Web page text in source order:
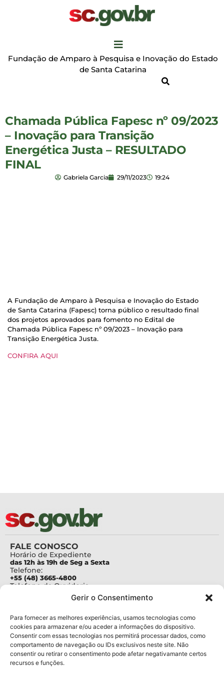
Gerir o Consentimento
Para fornecer as melhores experiências, usamos tecnologias como
cookies para armazenar e/ou aceder a informações do dispositivo.
Consentir com essas tecnologias nos permitirá processar dados, como
comportamento de navegação ou IDs exclusivos neste site. Não
consentir ou retirar o consentimento pode afetar negativamante certos
recursos e funções.
Fundação de Amparo à Pesquisa e Inovação do Estado
de Santa Catarina
Chamada Pública Fapesc nº 09/2023
– Inovação para Transição
Energética Justa – RESULTADO
FINAL
Gabriela Garcia 29/11/2023 19:24
A Fundação de Amparo à Pesquisa e Inovação do Estado
de Santa Catarina (Fapesc) torna público o resultado final
dos projetos aprovados para fomento no Edital de
Chamada Pública Fapesc nº 09/2023 – Inovação para
Transição Energética Justa.
CONFIRA AQUI
FALE CONOSCO
Horário de Expediente
das 12h às 19h de Seg a Sexta
Telefone:
+55 (48) 3665-4800
Telefone da Ouvidoria
Para assuntos relacionados à Pesquisa
pesquisa@fapesc.sc.gov.br
Para assuntos relacionados à Inovação
inovacao@fapesc.sc.gov.br
Para assuntos relacionados à Bolsas
bolsas@fapesc.sc.gov.br
Para assuntos relacionados à Prestação de Contas